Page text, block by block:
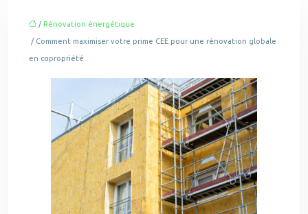
/ Rénovation énergétique
/ Comment maximiser votre prime CEE pour une rénovation globale
en copropriété